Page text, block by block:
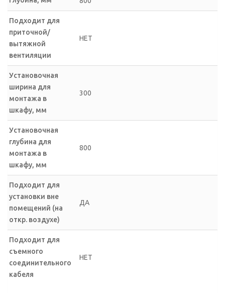
Подходит для
приточной/
вытяжной
вентиляции
НЕТ
Установочная
ширина для
монтажа в
шкафу, мм
300
Установочная
глубина для
монтажа в
шкафу, мм
800
Подходит для
установки вне
помещений (на
откр. воздухе)
ДА
Подходит для
съемного
соединительного
кабеля
НЕТ